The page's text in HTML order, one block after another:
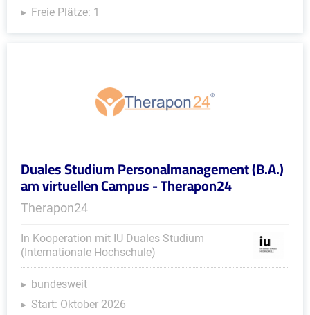
Freie Plätze: 1
Duales Studium Personalmanagement (B.A.)
am virtuellen Campus - Therapon24
Therapon24
In Kooperation mit IU Duales Studium
(Internationale Hochschule)
bundesweit
Start: Oktober 2026